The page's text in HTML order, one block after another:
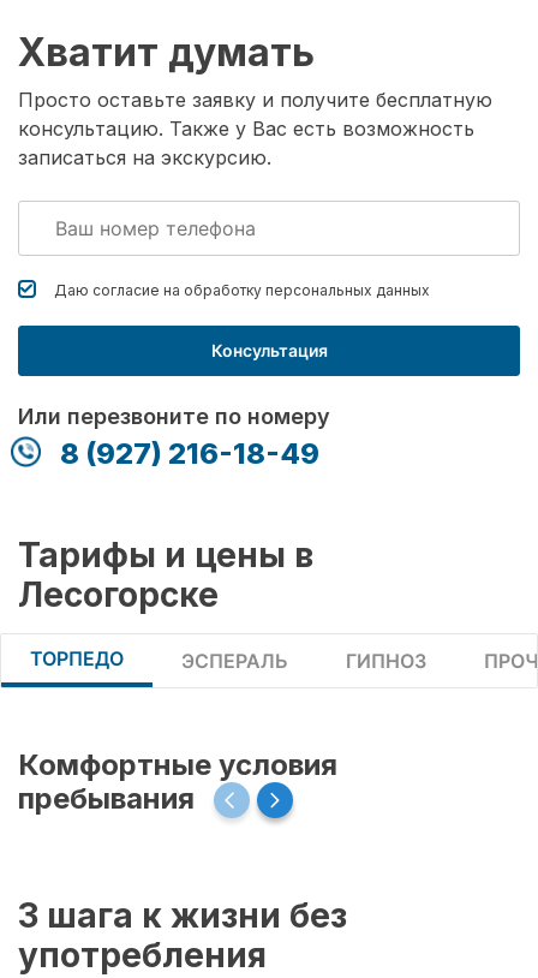
Хватит думать
Просто оставьте заявку и получите бесплатную
консультацию. Также у Вас есть возможность
записаться на экскурсию.
Даю согласие на обработку персональных данных
Консультация
Или перезвоните по номеру
8 (927) 216-18-49
Тарифы и цены в
Лесогорске
ТОРПЕДО ЭСПЕРАЛЬ ГИПНОЗ
Комфортные условия
пребывания
3 шага к жизни без
употребления